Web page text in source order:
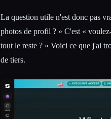
La question utile n'est donc pas
photos de profil ? » C'est «
tout le reste ? » Voici ce que j'ai
de tiers.